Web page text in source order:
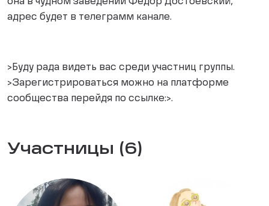
адрес будет в телеграмм канале.
>Буду рада видеть вас среди участниц группы.
>Зарегистрироваться можно на платформе
сообщества перейдя по ссылке:>.
Участницы (6)